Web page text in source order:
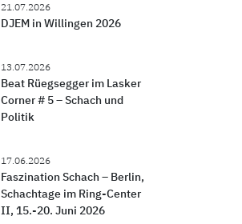
21.07.2026
DJEM in Willingen 2026
13.07.2026
Beat Rüegsegger im Lasker
Corner # 5 – Schach und
Politik
17.06.2026
Faszination Schach – Berlin,
Schachtage im Ring-Center
II, 15.-20. Juni 2026